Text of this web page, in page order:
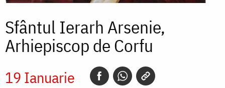
Sfântul Ierarh Arsenie,
Arhiepiscop de Corfu
19 Ianuarie